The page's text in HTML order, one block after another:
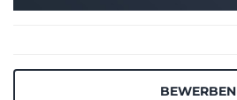
BEWERBEN